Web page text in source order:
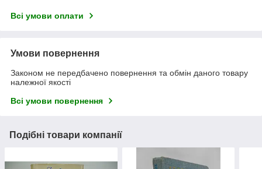
Всі умови оплати
Умови повернення
Законом не передбачено повернення та обмін даного товару
належної якості
Всі умови повернення
Подібні товари компанії